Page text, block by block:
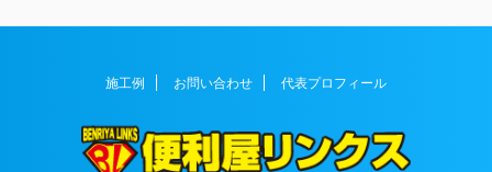
施工例 お問い合わせ 代表プロフィール